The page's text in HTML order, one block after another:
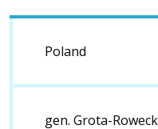
Poland
gen. Grota-